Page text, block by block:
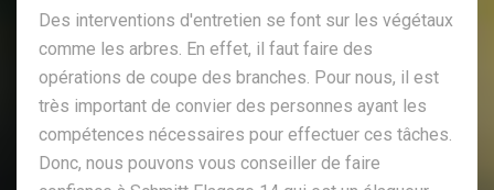
Des interventions d'entretien se font sur les végétaux
comme les arbres. En effet, il faut faire des
opérations de coupe des branches. Pour nous, il est
très important de convier des personnes ayant les
compétences nécessaires pour effectuer ces tâches.
Donc, nous pouvons vous conseiller de faire